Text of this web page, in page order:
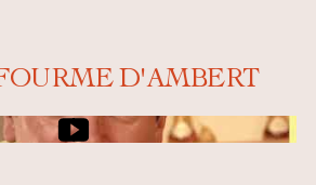
D'AMBERT
de la vidéo